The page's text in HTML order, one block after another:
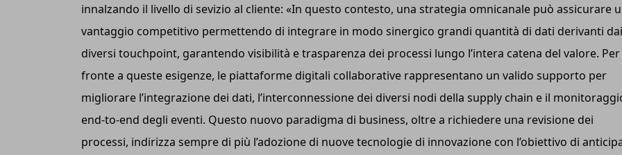
innalzando il livello di sevizio al cliente: «In questo contesto, una strategia omnicanale può assicurare
vantaggio competitivo permettendo di integrare in modo sinergico grandi quantità di dati derivanti dai
diversi touchpoint, garantendo visibilità e trasparenza dei processi lungo l’intera catena del valore.
fronte a queste esigenze, le piattaforme digitali collaborative rappresentano un valido supporto per
migliorare l’integrazione dei dati, l’interconnessione dei diversi nodi della supply chain e il
end-to-end degli eventi. Questo nuovo paradigma di business, oltre a richiedere una revisione dei
processi, indirizza sempre di più l’adozione di nuove tecnologie di innovazione con l’obiettivo di